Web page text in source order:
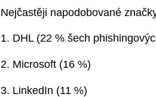
Nejčastěji napodobované
1. DHL (22 % šech
2. Microsoft (16 %)
3. LinkedIn (11 %)